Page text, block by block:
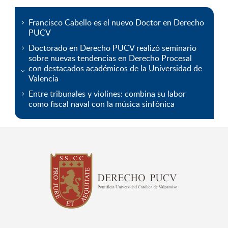
Francisco Cabello es el nuevo Doctor en Derecho
PUCV
Doctorado en Derecho PUCV realizó seminario
sobre nuevas tendencias en Derecho Procesal
con destacados académicos de la Universidad de
Valencia
Entre tribunales y violines: combina su labor
como fiscal naval con la música sinfónica